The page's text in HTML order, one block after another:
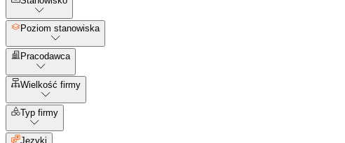
Poziom stanowiska
Pracodawca
Wielkość firmy
Typ firmy
Języki